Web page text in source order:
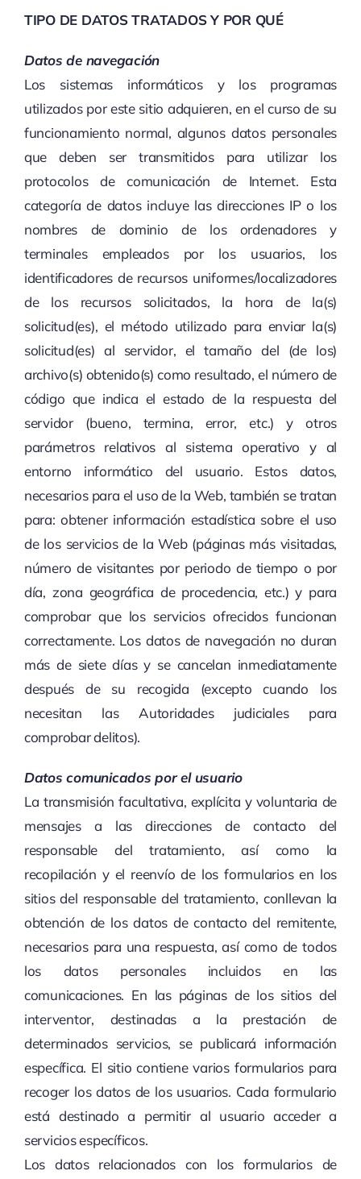
TIPO DE DATOS TRATADOS Y POR QUÉ
Datos de navegación
Los sistemas informáticos y los programas
utilizados por este sitio adquieren, en el curso de su
funcionamiento normal, algunos datos personales
que deben ser transmitidos para utilizar los
protocolos de comunicación de Internet. Esta
categoría de datos incluye las direcciones IP o los
nombres de dominio de los ordenadores y
terminales empleados por los usuarios, los
identificadores de recursos uniformes/localizadores
de los recursos solicitados, la hora de la(s)
solicitud(es), el método utilizado para enviar la(s)
solicitud(es) al servidor, el tamaño del (de los)
archivo(s) obtenido(s) como resultado, el número de
código que indica el estado de la respuesta del
servidor (bueno, termina, error, etc.) y otros
parámetros relativos al sistema operativo y al
entorno informático del usuario. Estos datos,
necesarios para el uso de la Web, también se tratan
para: obtener información estadística sobre el uso
de los servicios de la Web (páginas más visitadas,
número de visitantes por periodo de tiempo o por
día, zona geográfica de procedencia, etc.) y para
comprobar que los servicios ofrecidos funcionan
correctamente. Los datos de navegación no duran
más de siete días y se cancelan inmediatamente
después de su recogida (excepto cuando los
necesitan las Autoridades judiciales para
comprobar delitos).
Datos comunicados por el usuario
La transmisión facultativa, explícita y voluntaria de
mensajes a las direcciones de contacto del
responsable del tratamiento, así como la
recopilación y el reenvío de los formularios en los
sitios del responsable del tratamiento, conllevan la
obtención de los datos de contacto del remitente,
necesarios para una respuesta, así como de todos
los datos personales incluidos en las
comunicaciones. En las páginas de los sitios del
interventor, destinadas a la prestación de
determinados servicios, se publicará información
específica. El sitio contiene varios formularios para
recoger los datos de los usuarios. Cada formulario
está destinado a permitir al usuario acceder a
servicios específicos.
Los datos relacionados con los formularios de